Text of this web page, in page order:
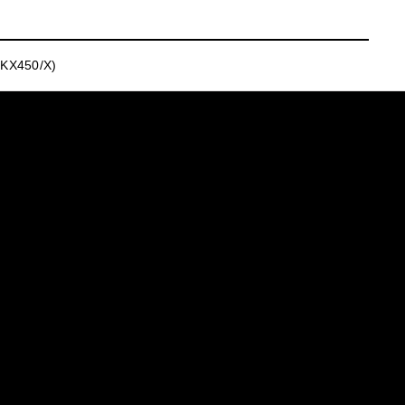
X)